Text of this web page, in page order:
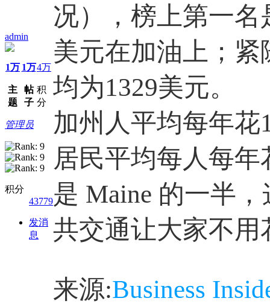
admin
1万
主
题
1万
帖
子
4万
积
分
管理员
积分
43779
发消
息
况），榜上第一名
美元在加油上；紧
均为1329美元。
加州人平均每年花
居民平均每人每
是 Maine 的一半
共交通让大家不
来源:Business